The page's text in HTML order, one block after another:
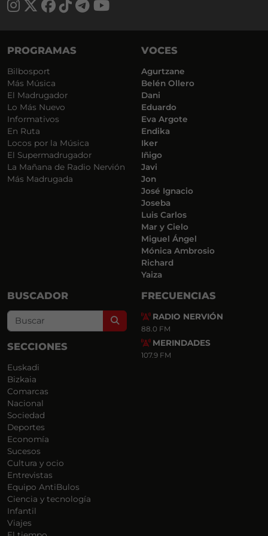
PROGRAMAS
Bilbosport
Más Música
El Madrugador
Lo Más Nuevo
Informativos
En Ruta
Locos por la Música
El Supermadrugador
La Mañana de Radio Nervión
Más Madrugada
VOCES
Agurtzane
Belén Ollero
Dani
Eduardo
Eva Argote
Endika
Iker
Iñigo
Javi
Jon
José Ignacio
Joseba
Luis Carlos
Mar y Cielo
Miguel Ángel
Mónica Ambrosio
Richard
Yaiza
BUSCADOR
Search
SECCIONES
Euskadi
Bizkaia
Comarcas
Nacional
Sociedad
Deportes
Economía
Sucesos
Cultura y ocio
Entrevistas
Equipo AntiBulos
Ciencia y tecnología
Infantil
Viajes
FRECUENCIAS
RADIO NERVIÓN
88.0 FM
MERINDADES
107.9 FM